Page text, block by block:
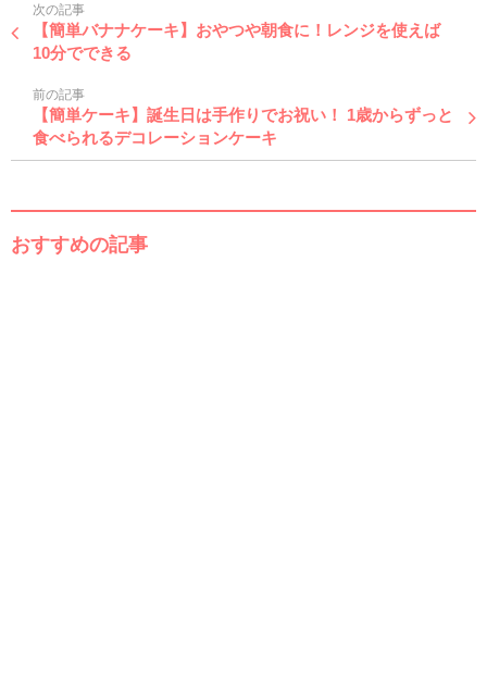
次の記事
【簡単バナナケーキ】おやつや朝食に！レンジを使えば
10分でできる
前の記事
【簡単ケーキ】誕生日は手作りでお祝い！ 1歳からずっと
食べられるデコレーションケーキ
おすすめの記事